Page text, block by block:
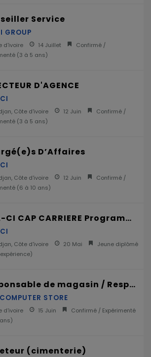
Service
GROUP
d'ivoire 14 Juillet
Confirmé /
(3 à 5 ans)
D'AGENCE
Côte d'ivoire 12 Juin
Confirmé /
(3 à 5 ans)
D’Affaires
Côte d'ivoire 12 Juin
Confirmé /
(6 à 10 ans)
BOA-CI CAP CARRIERE Programme de stage 2026
Côte d'ivoire 20 Mai
Jeune diplômé
)
Responsable de magasin / Responsable opérationnel (H/F)
STORE
d'ivoire 15 Juin
Confirmé / Expérimenté
)
(cimenterie)